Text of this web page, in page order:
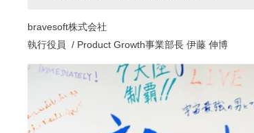
bravesoft株式会社
執行役員 / Product Growth事業部長 伊藤 伸博